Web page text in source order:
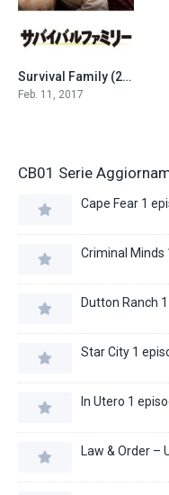
7.2Survival Family (2017)
Feb. 11, 2017
CB01 Serie
Cape Fear 1
Criminal Minds
Dutton Ranch
Star City 1
In Utero 1
Law & Order –